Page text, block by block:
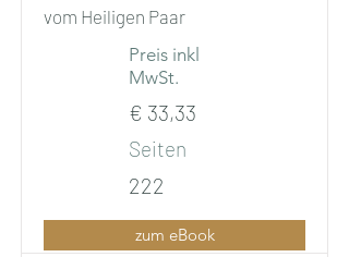
vom Heiligen Paar
Preis inkl
MwSt.
€ 33,33
Seiten
222
zum eBook